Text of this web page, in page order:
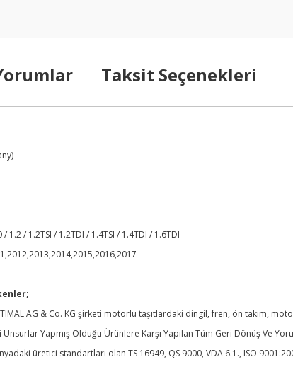
Taksit Seçenekleri
1.2 / 1.2TSI / 1.2TDI / 1.4TSI / 1.4TDI / 1.6TDI
AG & Co. KG şirketi motorlu taşıtlardaki dingil, fren, ön takım,
Yapmış Olduğu Ürünlere Karşı Yapılan Tüm Geri Dönüş Ve
üretici standartları olan TS 16949, QS 9000, VDA 6.1., ISO